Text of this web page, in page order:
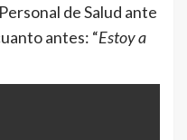
de Salud ante
antes: “Estoy a